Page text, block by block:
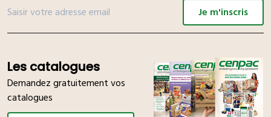
Je m'inscris
Les catalogues
Demandez gratuitement vos
catalogues